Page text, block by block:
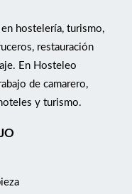
hostelería, turismo,
restauración
En Hosteleo
de camarero,
y turismo.